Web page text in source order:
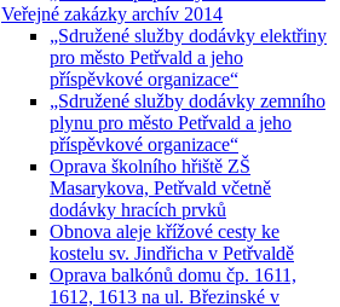
Veřejné zakázky archív 2014
„Sdružené služby dodávky elektřiny
pro město Petřvald a jeho
příspěvkové organizace“
„Sdružené služby dodávky zemního
plynu pro město Petřvald a jeho
příspěvkové organizace“
Oprava školního hřiště ZŠ
Masarykova, Petřvald včetně
dodávky hracích prvků
Obnova aleje křížové cesty ke
kostelu sv. Jindřicha v Petřvaldě
Oprava balkónů domu čp. 1611,
1612, 1613 na ul. Březinské v